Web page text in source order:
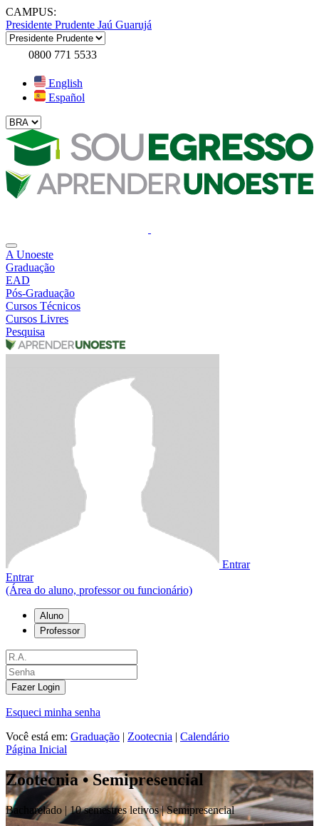
CAMPUS:
Presidente Prudente Jaú Guarujá
0800 771 5533
English
Español
A Unoeste
Graduação
EAD
Pós-Graduação
Cursos Técnicos
Cursos Livres
Pesquisa
Entrar
Entrar
(Área do aluno, professor ou funcionário)
Aluno
Professor
Fazer Login
Esqueci minha senha
Você está em: Graduação | Zootecnia | Calendário
Página Inicial
Zootecnia • Semipresencial
Bacharelado | 10 semestres letivos |Semipresencial